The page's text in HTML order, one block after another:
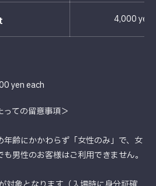
4,000 yen
yen each
っての留意事項＞
年齢にかかわらず「女性のみ」で、女
男性のお客様はご利用できません。